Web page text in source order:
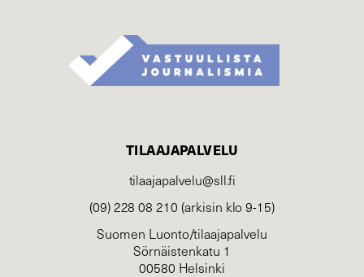
TILAAJAPALVELU
tilaajapalvelu@sll.fi
(09) 228 08 210 (arkisin klo 9-15)
Suomen Luonto/tilaajapalvelu
Sörnäistenkatu 1
00580 Helsinki